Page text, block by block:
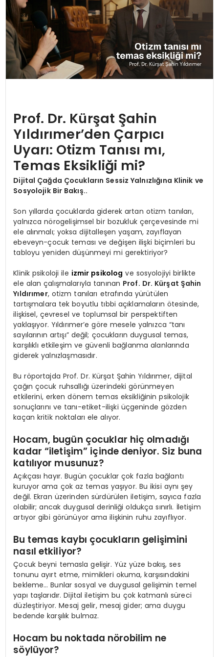
Prof. Dr. Kürşat Şahin
Yıldırımer’den Çarpıcı
Uyarı: Otizm Tanısı mı,
Temas Eksikliği mi?
Dijital Çağda Çocukların Sessiz Yalnızlığına Klinik ve
Sosyolojik Bir Bakış..
Son yıllarda çocuklarda giderek artan otizm tanıları,
yalnızca nörogelişimsel bir bozukluk çerçevesinde mi
ele alınmalı; yoksa dijitalleşen yaşam, zayıflayan
ebeveyn-çocuk teması ve değişen ilişki biçimleri bu
tabloyu yeniden düşünmeyi mi gerektiriyor?
Klinik psikoloji ile izmir psikolog ve sosyolojiyi birlikte
ele alan çalışmalarıyla tanınan Prof. Dr. Kürşat Şahin
Yıldırımer, otizm tanıları etrafında yürütülen
tartışmalara tek boyutlu tıbbi açıklamaların ötesinde,
ilişkisel, çevresel ve toplumsal bir perspektiften
yaklaşıyor. Yıldırımer’e göre mesele yalnızca “tanı
sayılarının artışı” değil; çocukların duygusal temas,
karşılıklı etkileşim ve güvenli bağlanma alanlarında
giderek yalnızlaşmasıdır.
Bu röportajda Prof. Dr. Kürşat Şahin Yıldırımer, dijital
çağın çocuk ruhsallığı üzerindeki görünmeyen
etkilerini, erken dönem temas eksikliğinin psikolojik
sonuçlarını ve tanı-etiket-ilişki üçgeninde gözden
kaçan kritik noktaları ele alıyor.
Hocam, bugün çocuklar hiç olmadığı
kadar “iletişim” içinde deniyor. Siz buna
katılıyor musunuz?
Açıkçası hayır. Bugün çocuklar çok fazla bağlantı
kuruyor ama çok az temas yaşıyor. Bu ikisi aynı şey
değil. Ekran üzerinden sürdürülen iletişim, sayıca fazla
olabilir; ancak duygusal derinliği oldukça sınırlı. İletişim
artıyor gibi görünüyor ama ilişkinin ruhu zayıflıyor.
Bu temas kaybı çocukların gelişimini
nasıl etkiliyor?
Çocuk beyni temasla gelişir. Yüz yüze bakış, ses
tonunu ayırt etme, mimikleri okuma, karşısındakini
bekleme… Bunlar sosyal ve duygusal gelişimin temel
yapı taşlarıdır. Dijital iletişim bu çok katmanlı süreci
düzleştiriyor. Mesaj gelir, mesaj gider; ama duygu
bedende karşılık bulmaz.
Hocam bu noktada nörobilim ne
söylüyor?